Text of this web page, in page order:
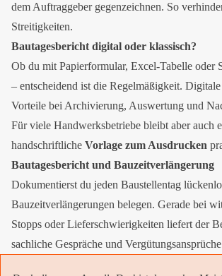
dem Auftraggeber gegenzeichnen. So
Streitigkeiten.
Bautagesbericht digital oder klassisch?
Ob du mit Papierformular, Excel-Tabelle oder
– entscheidend ist die Regelmäßigkeit.
Vorteile bei Archivierung, Auswertung und
Für viele Handwerksbetriebe bleibt aber auch
handschriftliche Vorlage zum Ausdrucken
Bautagesbericht und Bauzeitverlängerung
Dokumentierst du jeden Baustellentag
Bauzeitverlängerungen belegen. Gerade bei
Stopps oder Lieferschwierigkeiten liefert der
sachliche Gespräche und